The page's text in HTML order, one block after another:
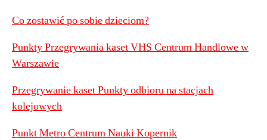
Co zostawić po sobie dzieciom?
Punkty Przegrywania kaset VHS Centrum Handlowe w
Warszawie
Przegrywanie kaset Punkty odbioru na stacjach
kolejowych
Punkt Metro Centrum Nauki Kopernik